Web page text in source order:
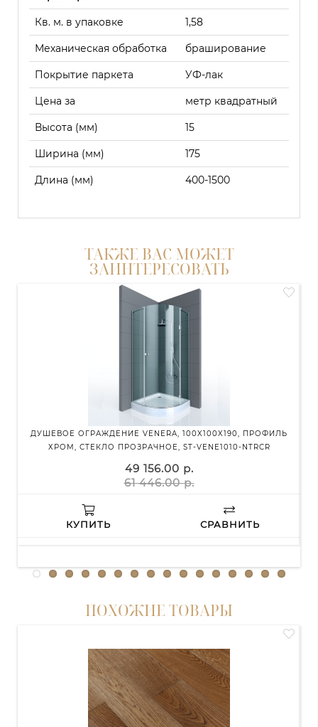
Кв. м. в упаковке 1,58
Механическая обработка браширование
Покрытие паркета УФ-лак
Цена за метр квадратный
Высота (мм) 15
Ширина (мм) 175
Длина (мм) 400-1500
ТАКЖЕ ВАС МОЖЕТ
ЗАИНТЕРЕСОВАТЬ
ДУШЕВОЕ ОГРАЖДЕНИЕ VENERA, 100X100X190, ПРОФИЛЬ
ХРОМ, СТЕКЛО ПРОЗРАЧНОЕ, ST-VENE1010-NTRCR
49 156.00 р.
61 446.00 р.
КУПИТЬ СРАВНИТЬ
ПОХОЖИЕ ТОВАРЫ